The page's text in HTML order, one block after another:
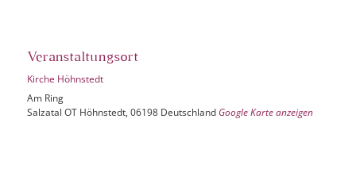
Veranstaltungsort
Kirche Höhnstedt
Am Ring
Salzatal OT Höhnstedt, 06198 Deutschland Google Karte anzeigen